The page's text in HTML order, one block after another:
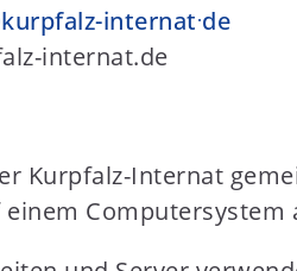
internat.de
internat.de
Kurpfalz-Internat
Computersystem